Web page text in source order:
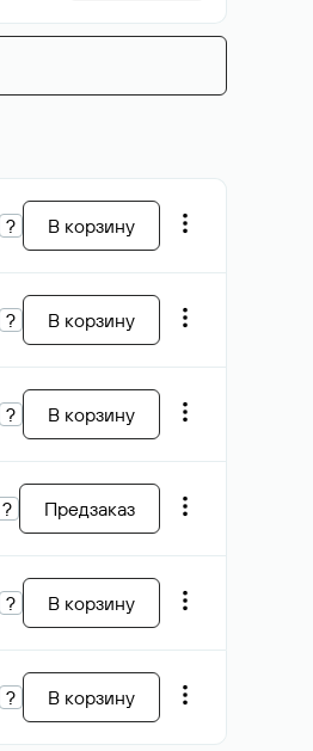
? В корзину
? В корзину
? В корзину
? Предзаказ
? В корзину
? В корзину